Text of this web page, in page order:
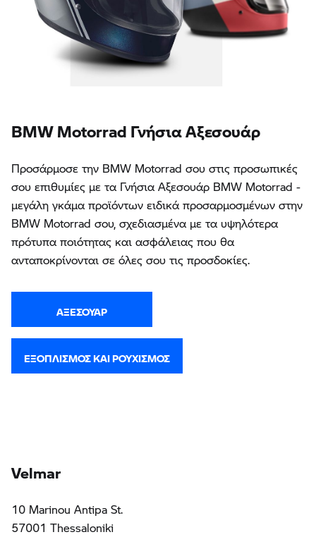
BMW Motorrad Γνήσια Αξεσουάρ
Προσάρμοσε την BMW Motorrad σου στις προσωπικές
σου επιθυμίες με τα Γνήσια Αξεσουάρ BMW Motorrad -
μεγάλη γκάμα προϊόντων ειδικά προσαρμοσμένων στην
BMW Motorrad σου, σχεδιασμένα με τα υψηλότερα
πρότυπα ποιότητας και ασφάλειας που θα
ανταποκρίνονται σε όλες σου τις προσδοκίες.
ΑΞΕΣΟΥΆΡ
ΕΞΟΠΛΙΣΜΌΣ ΚΑΙ ΡΟΥΧΙΣΜΌΣ
Velmar
10 Marinou Antipa St.
57001 Thessaloniki